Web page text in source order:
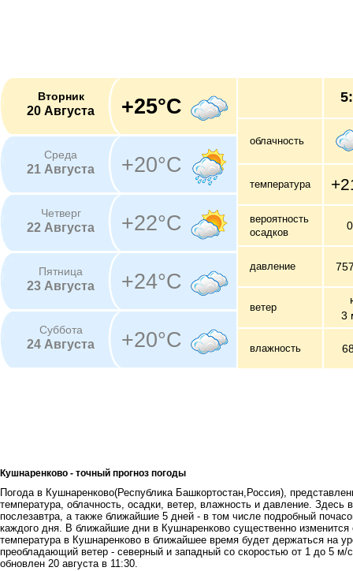
Вторник
20 Августа +25°C
Среда
21 Августа +20°C
Четверг
22 Августа +22°C
Пятница
23 Августа +24°C
Суббота
24 Августа +20°C
облачность
температура
вероятность
осадков
давление
ветер
3
влажность
Кушнаренково - точный прогноз погоды
Погода в Кушнаренково(Республика Башкортостан,Россия),
температура, облачность, осадки, ветер, влажность и давление. Здесь
послезавтра, а также ближайшие 5 дней - в том числе подробный
каждого дня. В ближайшие дни в Кушнаренково существенно изменится
температура в Кушнаренково в ближайшее время будет держаться на
преобладающий ветер - северный и западный со скоростью от 1 до 5 м/
обновлен 20 августа в 11:30.